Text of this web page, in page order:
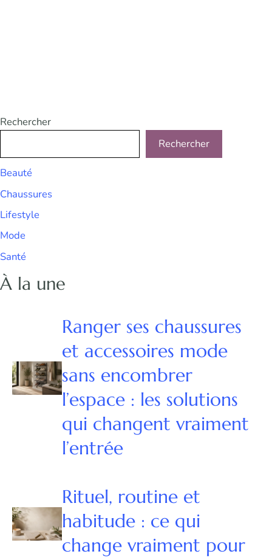
Rechercher
Rechercher
Beauté
Chaussures
Lifestyle
Mode
Santé
À la une
Ranger ses chaussures
et accessoires mode
sans encombrer
l’espace : les solutions
qui changent vraiment
l’entrée
Rituel, routine et
habitude : ce qui
change vraiment pour